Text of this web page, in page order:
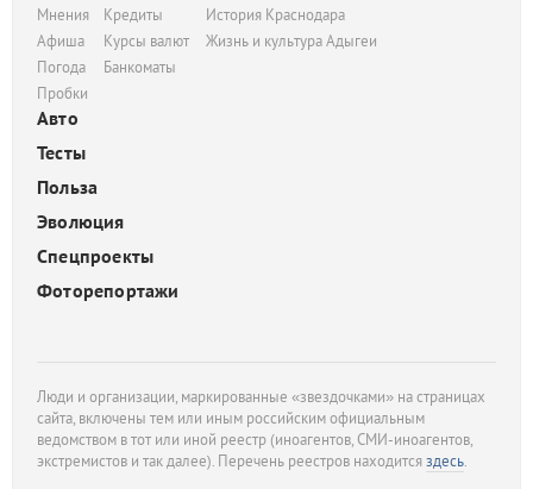
Мнения
Афиша
Погода
Пробки
Кредиты
Курсы валют
Банкоматы
История Краснодара
Жизнь и культура Адыгеи
Авто
Тесты
Польза
Эволюция
Спецпроекты
Фоторепортажи
Люди и организации, маркированные «звездочками» на страницах
сайта, включены тем или иным российским официальным
ведомством в тот или иной реестр (иноагентов, СМИ-иноагентов,
экстремистов и так далее). Перечень реестров находитсяздесь.